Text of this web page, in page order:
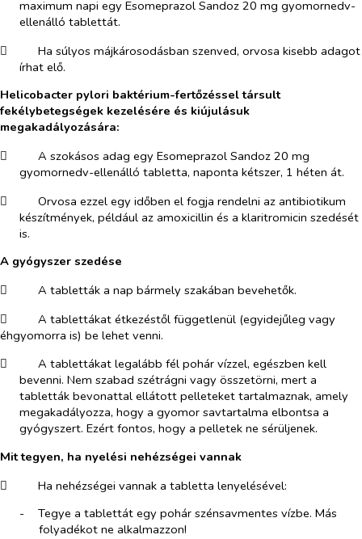
maximum napi egy Esomeprazol Sandoz 20 mg gyomornedv-
ellenálló tablettát.
​
Ha súlyos májkárosodásban szenved, orvosa kisebb adagot
írhat elő.
Helicobacter pylori baktérium-fertőzéssel társult
fekélybetegségek kezelésére és kiújulásuk
megakadályozására:
​
A szokásos adag egy Esomeprazol Sandoz 20 mg
gyomornedv-ellenálló tabletta, naponta kétszer, 1 héten át.
​
Orvosa ezzel egy időben el fogja rendelni az antibiotikum
készítmények, például az amoxicillin és a klaritromicin szedését
is.
A gyógyszer szedése
​
A tabletták a nap bármely szakában bevehetők.
​
A tablettákat étkezéstől függetlenül (egyidejűleg vagy
éhgyomorra is) be lehet venni.
​
A tablettákat legalább fél pohár vízzel, egészben kell
bevenni. Nem szabad szétrágni vagy összetörni, mert a
tabletták bevonattal ellátott pelleteket tartalmaznak, amely
megakadályozza, hogy a gyomor savtartalma elbontsa a
gyógyszert. Ezért fontos, hogy a pelletek ne sérüljenek.
Mit tegyen, ha nyelési nehézségei vannak
​
Ha nehézségei vannak a tabletta lenyelésével:
-​
Tegye a tablettát egy pohár szénsavmentes vízbe. Más
folyadékot ne alkalmazzon!